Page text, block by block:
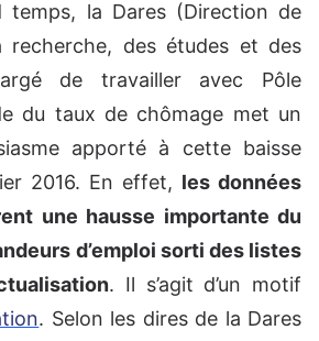
temps, la Dares (Direction de
recherche, des études et des
de travailler avec Pôle
du taux de chômage met un
apporté à cette baisse
2016. En effet, les données
une hausse importante du
d’emploi sorti des listes
. Il s’agit d’un motif
. Selon les dires de la Dares